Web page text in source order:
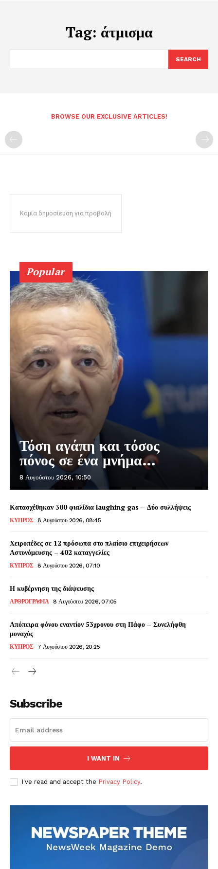
Tag: άτμισμα
SEARCH
BROWSE OUR EXCLUSIVE ARTICLES!
Καμία δημοσίευση για προβολή
Popular
Τόση αγάπη και τόσος
πόνος σε ένα μνήμα…
8 Αυγούστου 2026, 10:50
Κατασχέθηκαν 300 φιαλίδια laughing gas – Δύο συλλήψεις
ΚΥΠΡΟΣ 8 Αυγούστου 2026, 08:45
Χειροπέδες σε 12 πρόσωπα στο πλαίσιο επιχειρήσεων
Αστυνόμευσης – 402 καταγγελίες
ΚΥΠΡΟΣ 8 Αυγούστου 2026, 07:10
Η κυβέρνηση της διάψευσης
ΑΡΘΡΟΓΡΑΦΙΑ 8 Αυγούστου 2026, 07:05
Απόπειρα φόνου εναντίον 53χρονου στη Πάφο – Συνελήφθη
μοναχός
ΚΥΠΡΟΣ 7 Αυγούστου 2026, 20:25
Subscribe
I WANT IN
I've read and accept the Privacy Policy.